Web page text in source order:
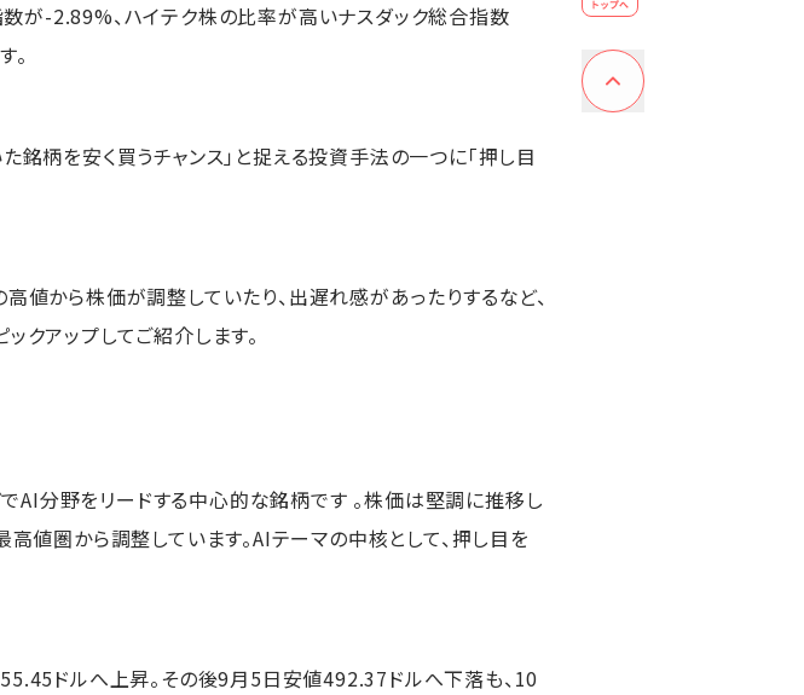
が-2.89%、ハイテク株の比率が高いナスダック総合指数
。
銘柄を安く買うチャンス」と捉える投資手法の一つに「押し目
から株価が調整していたり、出遅れ感があったりするなど、
クアップしてご紹介します。
AI分野をリードする中心的な銘柄です 。株価は堅調に推移し
値圏から調整しています。AIテーマの中核として、押し目を
ドルへ上昇。その後9月5日安値492.37ドルへ下落も、10